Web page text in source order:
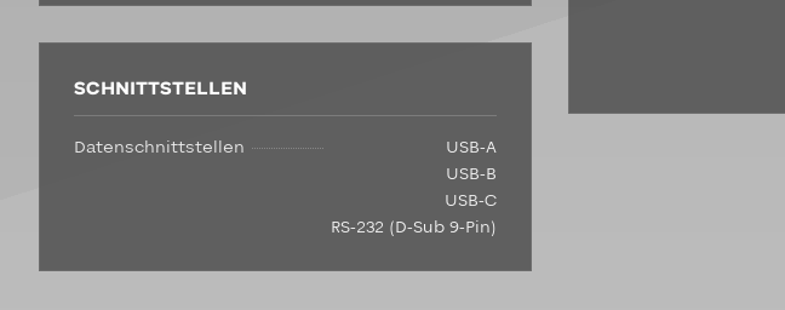
SCHNITTSTELLEN
Datenschnittstellen
USB-A
USB-B
USB-C
RS-232 (D-Sub 9-Pin)